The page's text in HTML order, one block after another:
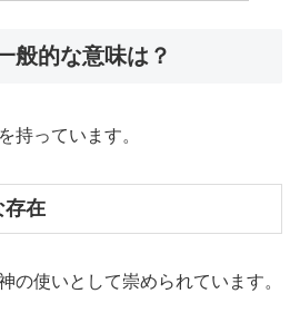
般的な意味は？
持っています。
存在
の使いとして崇められています。